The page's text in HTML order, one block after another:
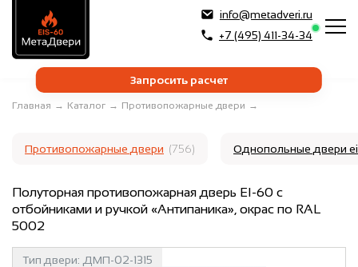
info@metadveri.ru
+7 (495) 411-34-34
Запросить расчет
Главная → Каталог → Противопожарные двери →
Противопожарные двери (756) Однопольные двери
Полуторная противопожарная дверь EI-60 с
отбойниками и ручкой «Антипаника», окрас по RAL
5002
Тип двери: ДМП-02-1315